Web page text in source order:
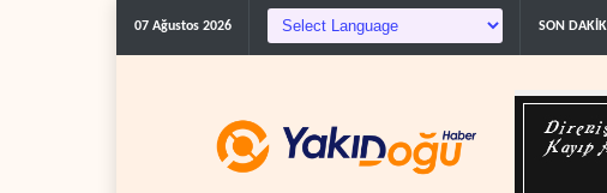
07 Ağustos 2026 SON
Galibaf, Trump'ın tehdit ve